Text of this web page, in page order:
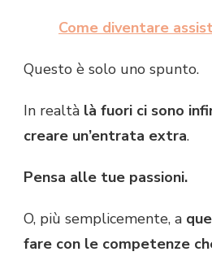
Come diventare
Questo è solo uno spunto.
In realtà là fuori ci sono
creare un’entrata extra.
Pensa alle tue passioni.
O, più semplicemente, a
fare con le competenze